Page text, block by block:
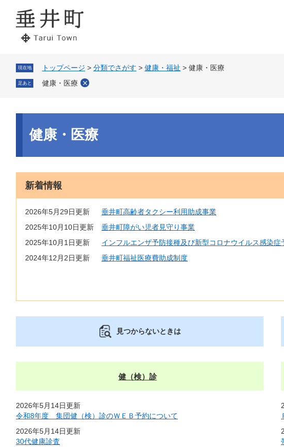
現在地 トップページ > 分類でさがす > 健康・福祉 > 健康・医療
足あと 健康・医療
健康・医療
新着情報
2026年5月29日更新
垂井町高齢者タクシー利用助成事業
2025年10月10日更新
垂井町障がい児者見守り事業
2025年10月1日更新
インフルエンザ予防接種及び新型コロナウイルス感染症
2024年12月2日更新
垂井町福祉医療費助成制度
見つからないときは
健（検）診
2026年5月14日更新
令和8年度 集団健（検）診のＷＥＢ予約について
2026年5月14日更新
30代健康診査